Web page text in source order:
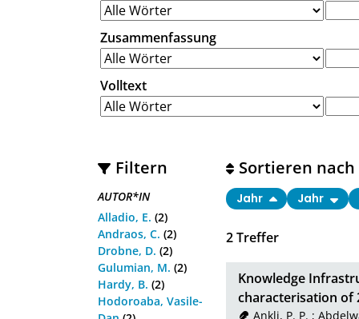
Zusammenfassung
Volltext
Filtern
AUTOR*IN
Alladio, E. (2)
Andraos, C. (2)
Drobne, D. (2)
Gulumian, M. (2)
Hardy, B. (2)
Hodoroaba, Vasile-
2Treffer
Sortieren nach
Jahr Jahr
Knowledge
characterisation of
Ankli, P. P. ;